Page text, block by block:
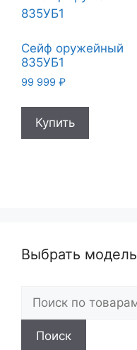
Сейф оружейный
835УБ1
99 999 ₽
Купить
Выбрать модель
Искать:
Поиск